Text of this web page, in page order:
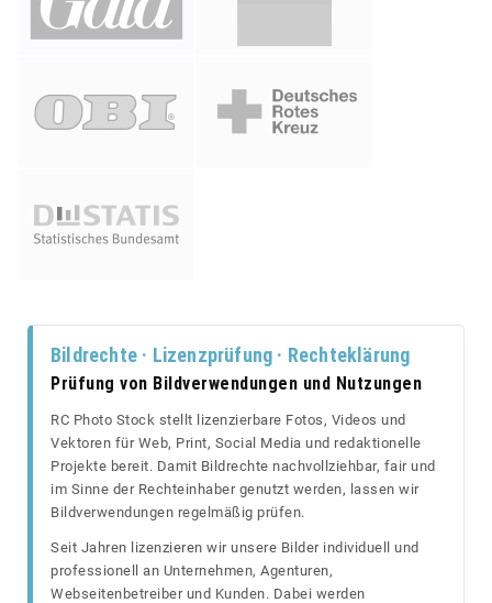
Bildrechte · Lizenzprüfung · Rechteklärung
Prüfung von Bildverwendungen und Nutzungen
RC Photo Stock stellt lizenzierbare Fotos, Videos und
Vektoren für Web, Print, Social Media und redaktionelle
Projekte bereit. Damit Bildrechte nachvollziehbar, fair und
im Sinne der Rechteinhaber genutzt werden, lassen wir
Bildverwendungen regelmäßig prüfen.
Seit Jahren lizenzieren wir unsere Bilder individuell und
professionell an Unternehmen, Agenturen,
Webseitenbetreiber und Kunden. Dabei werden